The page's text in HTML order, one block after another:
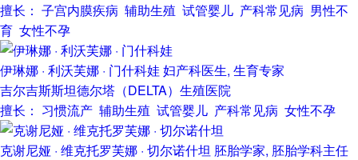
擅长： 子宫内膜疾病 辅助生殖 试管婴儿 产科常见病 男性不
育 女性不孕
伊琳娜 · 利沃芙娜 · 门什科娃妇产科医生, 生育专家
吉尔吉斯斯坦德尔塔（DELTA）生殖医院
擅长： 习惯流产 辅助生殖 试管婴儿 产科常见病 女性不孕
克谢尼娅 · 维克托罗芙娜 · 切尔诺什坦 胚胎学家, 胚胎学科主任